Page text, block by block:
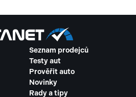
Seznam prodejců
Testy aut
Prověřit auto
Novinky
Rady a tipy